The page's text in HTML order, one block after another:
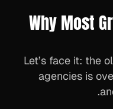
Why Most
Let’s face it: the
agencies is